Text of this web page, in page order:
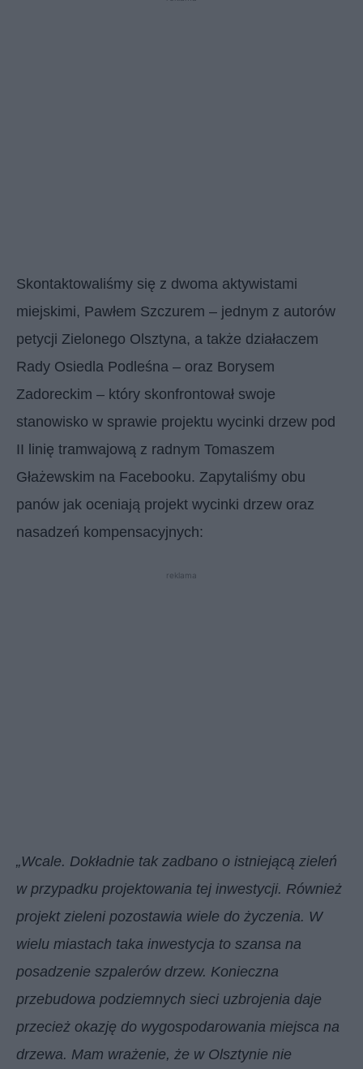
Skontaktowaliśmy się z dwoma aktywistami
miejskimi, Pawłem Szczurem – jednym z autorów
petycji Zielonego Olsztyna, a także działaczem
Rady Osiedla Podleśna – oraz Borysem
Zadoreckim – który skonfrontował swoje
stanowisko w sprawie projektu wycinki drzew pod
II linię tramwajową z radnym Tomaszem
Głażewskim na Facebooku. Zapytaliśmy obu
panów jak oceniają projekt wycinki drzew oraz
nasadzeń kompensacyjnych:
reklama
„Wcale. Dokładnie tak zadbano o istniejącą zieleń
w przypadku projektowania tej inwestycji. Również
projekt zieleni pozostawia wiele do życzenia. W
wielu miastach taka inwestycja to szansa na
posadzenie szpalerów drzew. Konieczna
przebudowa podziemnych sieci uzbrojenia daje
przecież okazję do wygospodarowania miejsca na
drzewa. Mam wrażenie, że w Olsztynie nie